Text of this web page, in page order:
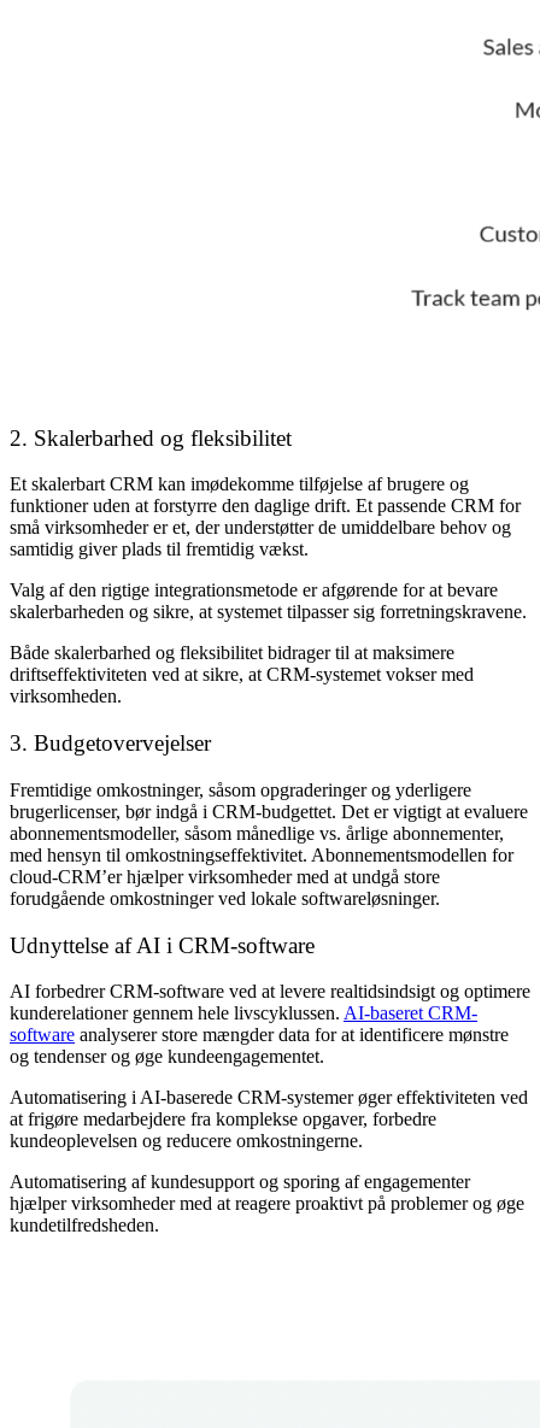
2. Skalerbarhed og fleksibilitet
Et skalerbart CRM kan imødekomme tilføjelse af brugere og
funktioner uden at forstyrre den daglige drift. Et passende CRM for
små virksomheder er et, der understøtter de umiddelbare behov og
samtidig giver plads til fremtidig vækst.
Valg af den rigtige integrationsmetode er afgørende for at bevare
skalerbarheden og sikre, at systemet tilpasser sig forretningskravene.
Både skalerbarhed og fleksibilitet bidrager til at maksimere
driftseffektiviteten ved at sikre, at CRM-systemet vokser med
virksomheden.
3. Budgetovervejelser
Fremtidige omkostninger, såsom opgraderinger og yderligere
brugerlicenser, bør indgå i CRM-budgettet. Det er vigtigt at evaluere
abonnementsmodeller, såsom månedlige vs. årlige abonnementer,
med hensyn til omkostningseffektivitet. Abonnementsmodellen for
cloud-CRM’er hjælper virksomheder med at undgå store
forudgående omkostninger ved lokale softwareløsninger.
Udnyttelse af AI i CRM-software
AI forbedrer CRM-software ved at levere realtidsindsigt og optimere
kunderelationer gennem hele livscyklussen. AI-baseret CRM-
software analyserer store mængder data for at identificere mønstre
og tendenser og øge kundeengagementet.
Automatisering i AI-baserede CRM-systemer øger effektiviteten ved
at frigøre medarbejdere fra komplekse opgaver, forbedre
kundeoplevelsen og reducere omkostningerne.
Automatisering af kundesupport og sporing af engagementer
hjælper virksomheder med at reagere proaktivt på problemer og øge
kundetilfredsheden.